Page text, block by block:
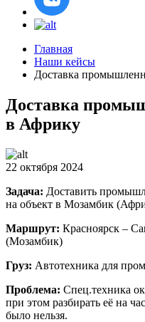
Главная
Наши кейсы
Доставка
Доставка
в Африку
22 октября 2024
Задача: Доставить
на объект в Мозамбик
Маршрут: Красноярск –
(Мозамбик)
Груз: Автотехника для
Проблема: Спец.техника
при этом разбирать её на
было нельзя.